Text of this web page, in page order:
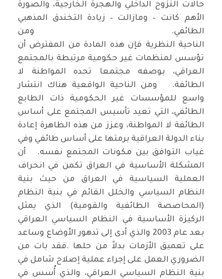
حالات النزوح الداخلي والهجرة الخارجية، والصورة
الأهم كانت – ومازالت – زيادة التخندق المذهبي
الطائفي. ومن
الناحية النظرية فإن هذه المادة من المفترض أن
تؤسس لمنظمات غير حكومية مرتبطة بالمجتمع
العراقي، بوصفه مجتمعا تحده المواطنة لا
الطائفة. ومن الناحية الواقعية هناك انتشار
واسع للمؤسسات غير الحكومية ذات الطابع
الطائفي، التي تعيد تأسيس المجتمع على أساس
الطائفة لا المواطنة، وعزز من هذه الظاهرة إعادة
بناء الدولة العراقية برمتها على أساس طائفي وفي
غياب التوافق بين مكونات المجتمع نفسه. أن
المشكلة الأساسية في العراق تكمن في انحراف
العملية السياسية في العراق من حيث بنية
النظام السياسي والخلل القائم في بنية النظام
(المحاصصة الطائفية والقومية) الذي يمثل
الركيزة الأساسية في النظام السياسي العراقي
بعد عام 2003 والذي أدى إلى تدهور الأوضاع وساعد
على تعميق الأزمات بدلاً من حلها .فقد بات من
الضروري العمل على إجراء عملية إصلاح شامل في
بنية النظام السياسي العراقي، والذي أُسس في